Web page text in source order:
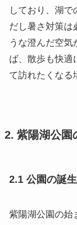
しており、湖
だし暑さ対策は
うな澄んだ空気
ば、散歩も快適
て訪れたくなる
2. 紫陽湖公園
2.1 公園の誕
紫陽湖公園の始